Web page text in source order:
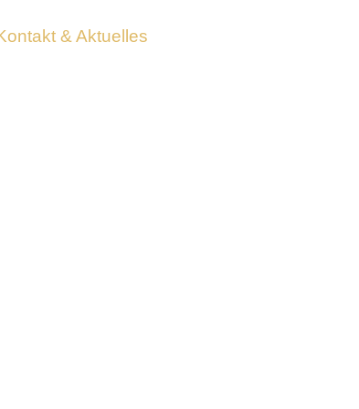
& Aktuelles